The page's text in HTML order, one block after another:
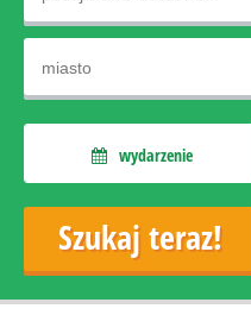
wydarzenie